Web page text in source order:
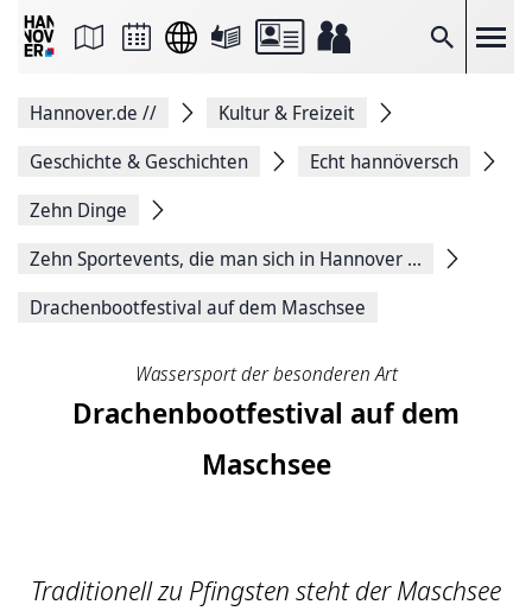
Suche
Seite
Facebook
teilen
Seitenlink
Seite
Hannover.de //
Kultur & Freizeit
Geschichte & Geschichten
Echt hannöversch
Zehn Dinge
Zehn Sportevents, die man sich in Hannover ...
Drachenbootfestival auf dem Maschsee
Wassersport der besonderen Art
Drachenbootfestival auf dem
Maschsee
Traditionell zu Pfingsten steht der Maschsee